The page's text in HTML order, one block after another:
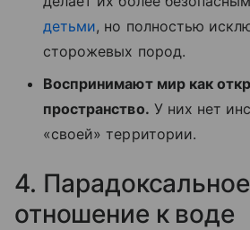
детьми, но полностью
сторожевых пород.
Воспринимают мир как
пространство. У них нет
«своей» территории.
4. Парадоксальное
отношение к воде